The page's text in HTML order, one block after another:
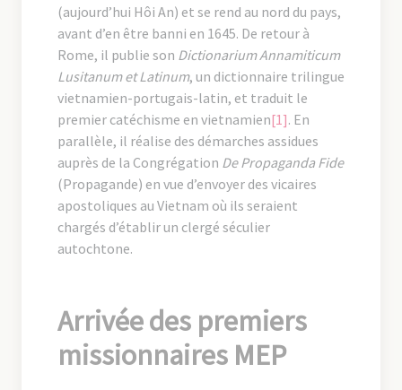
(aujourd’hui Hôi An) et se rend au nord du pays,
avant d’en être banni en 1645. De retour à
Rome, il publie son Dictionarium Annamiticum
Lusitanum et Latinum, un dictionnaire trilingue
vietnamien-portugais-latin, et traduit le
premier catéchisme en vietnamien[1]. En
parallèle, il réalise des démarches assidues
auprès de la Congrégation De Propaganda Fide
(Propagande) en vue d’envoyer des vicaires
apostoliques au Vietnam où ils seraient
chargés d’établir un clergé séculier
autochtone.
Arrivée des premiers
missionnaires MEP